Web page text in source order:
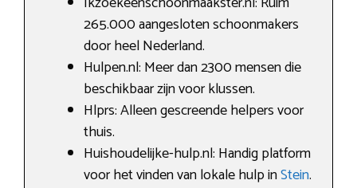
265.000 aangesloten schoonmakers
door heel Nederland.
Hulpen.nl: Meer dan 2300 mensen die
beschikbaar zijn voor klussen.
Hlprs: Alleen gescreende helpers voor
thuis.
Huishoudelijke-hulp.nl: Handig platform
voor het vinden van lokale hulp inStein.